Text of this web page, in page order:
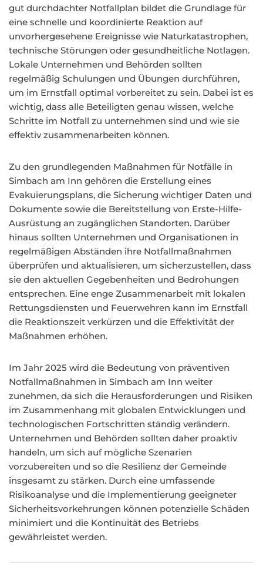
gut durchdachter Notfallplan bildet die Grundlage für
eine schnelle und koordinierte Reaktion auf
unvorhergesehene Ereignisse wie Naturkatastrophen,
technische Störungen oder gesundheitliche Notlagen.
Lokale Unternehmen und Behörden sollten
regelmäßig Schulungen und Übungen durchführen,
um im Ernstfall optimal vorbereitet zu sein. Dabei ist es
wichtig, dass alle Beteiligten genau wissen, welche
Schritte im Notfall zu unternehmen sind und wie sie
effektiv zusammenarbeiten können.
Zu den grundlegenden Maßnahmen für Notfälle in
Simbach am Inn gehören die Erstellung eines
Evakuierungsplans, die Sicherung wichtiger Daten und
Dokumente sowie die Bereitstellung von Erste-Hilfe-
Ausrüstung an zugänglichen Standorten. Darüber
hinaus sollten Unternehmen und Organisationen in
regelmäßigen Abständen ihre Notfallmaßnahmen
überprüfen und aktualisieren, um sicherzustellen, dass
sie den aktuellen Gegebenheiten und Bedrohungen
entsprechen. Eine enge Zusammenarbeit mit lokalen
Rettungsdiensten und Feuerwehren kann im Ernstfall
die Reaktionszeit verkürzen und die Effektivität der
Maßnahmen erhöhen.
Im Jahr 2025 wird die Bedeutung von präventiven
Notfallmaßnahmen in Simbach am Inn weiter
zunehmen, da sich die Herausforderungen und Risiken
im Zusammenhang mit globalen Entwicklungen und
technologischen Fortschritten ständig verändern.
Unternehmen und Behörden sollten daher proaktiv
handeln, um sich auf mögliche Szenarien
vorzubereiten und so die Resilienz der Gemeinde
insgesamt zu stärken. Durch eine umfassende
Risikoanalyse und die Implementierung geeigneter
Sicherheitsvorkehrungen können potenzielle Schäden
minimiert und die Kontinuität des Betriebs
gewährleistet werden.